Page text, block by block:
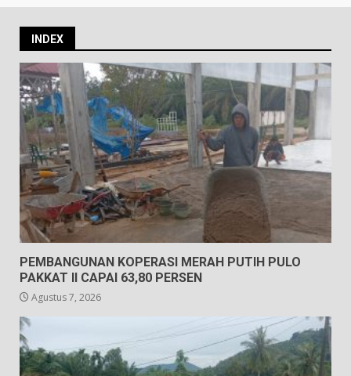
INDEX
PEMBANGUNAN KOPERASI MERAH PUTIH PULO
PAKKAT II CAPAI 63,80 PERSEN
Agustus 7, 2026